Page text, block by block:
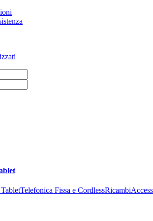
Telefonica Fissa e CordlessRicambi